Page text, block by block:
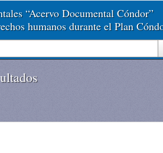
“Acervo Documental Cóndor”
humanos durante el Plan